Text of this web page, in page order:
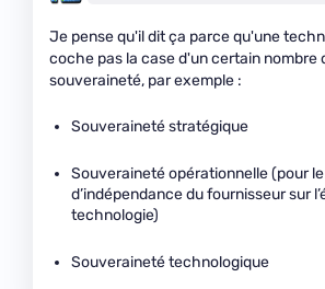
Je pense qu'il dit ça parce qu'une
coche pas la case d'un certain nombre
souveraineté, par exemple :
Souveraineté stratégique
Souveraineté opérationnelle (pour
d’indépendance du fournisseur sur
technologie)
Souveraineté technologique